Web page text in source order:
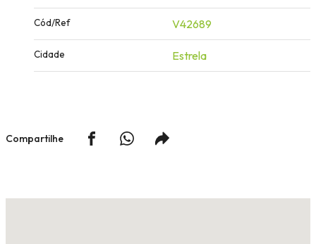
Cód/Ref V42689
Cidade Estrela
Compartilhe